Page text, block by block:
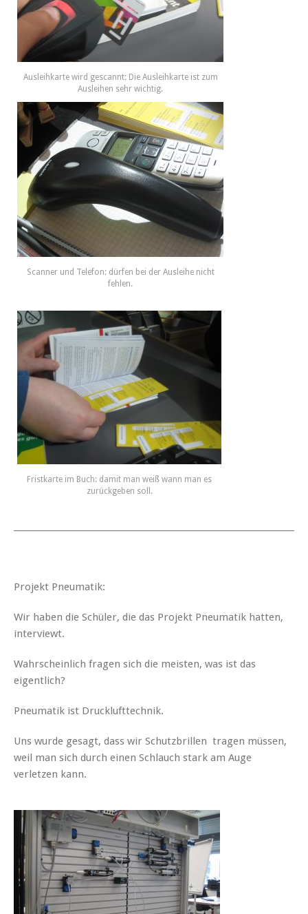
Ausleihkarte wird gescannt: Die Ausleihkarte ist zum
Ausleihen sehr wichtig.
Scanner und Telefon: dürfen bei der Ausleihe nicht
fehlen.
Fristkarte im Buch: damit man weiß wann man es
zurückgeben soll.
Projekt Pneumatik:
Wir haben die Schüler, die das Projekt Pneumatik hatten,
interviewt.
Wahrscheinlich fragen sich die meisten, was ist das
eigentlich?
Pneumatik ist Drucklufttechnik.
Uns wurde gesagt, dass wir Schutzbrillen tragen müssen,
weil man sich durch einen Schlauch stark am Auge
verletzen kann.